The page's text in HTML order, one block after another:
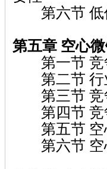
第六节 低
第五章 空心
第一节 竞
第二节 行
第三节 竞
第四节 竞
第五节 空
第六节 空